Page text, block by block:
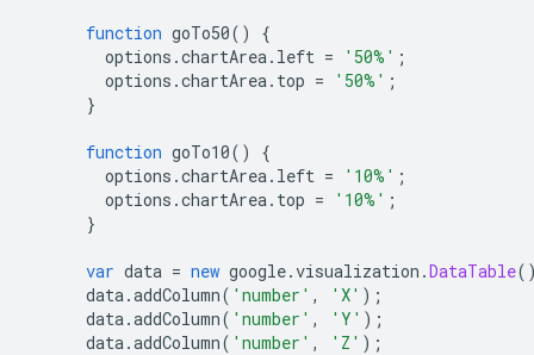
function goTo50()
{
options .chartArea. left = '50%' ;
options .chartArea. top = '50%' ;
}
function goTo10()
{
options .chartArea. left = '10%' ;
options .chartArea. top = '10%' ;
}
var data = new google.visualization .DataTable
data.addColumn( 'number' , 'X' );
data.addColumn( 'number' , 'Y' );
data.addColumn( 'number' , 'Z' );